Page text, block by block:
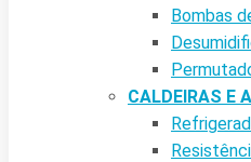
Bombas
CALDEIRAS E